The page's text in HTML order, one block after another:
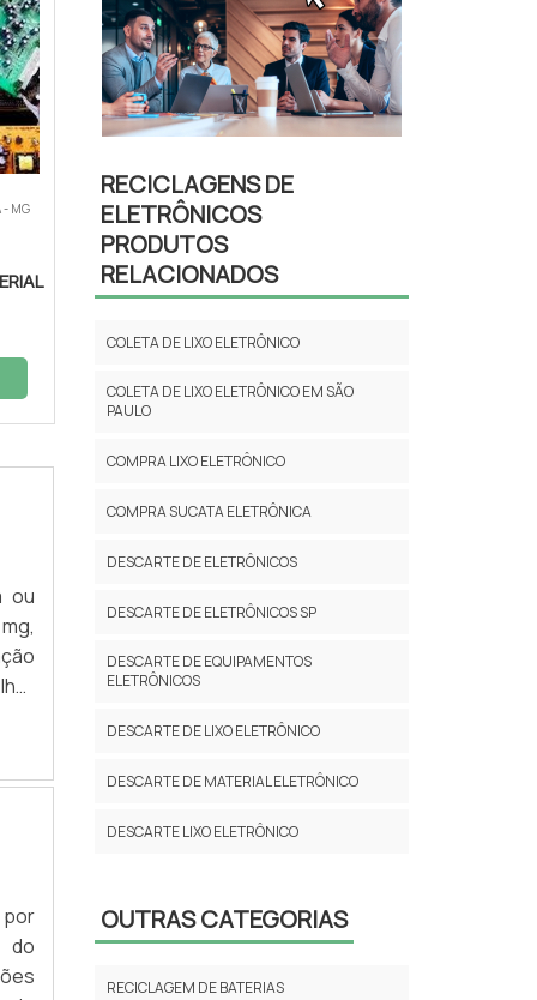
- MG
ou
do
RECICLAGENS DE
ELETRÔNICOS
PRODUTOS
RELACIONADOS
COLETA DE LIXO ELETRÔNICO
COLETA DE LIXO ELETRÔNICO EM SÃO
PAULO
COMPRA LIXO ELETRÔNICO
COMPRA SUCATA ELETRÔNICA
DESCARTE DE ELETRÔNICOS
DESCARTE DE ELETRÔNICOS SP
DESCARTE DE EQUIPAMENTOS
ELETRÔNICOS
DESCARTE DE LIXO ELETRÔNICO
DESCARTE DE MATERIAL ELETRÔNICO
DESCARTE LIXO ELETRÔNICO
EMPRESAS QUE COMPRAM LIXO
ELETRÔNICO
OUTRAS CATEGORIAS
RECICLAGEM DE BATERIAS